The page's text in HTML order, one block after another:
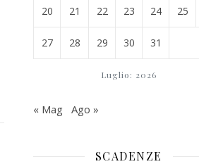
Luglio: 2026
20 21 22 23 24 25
27 28 29 30 31
« Mag Ago »
SCADENZE